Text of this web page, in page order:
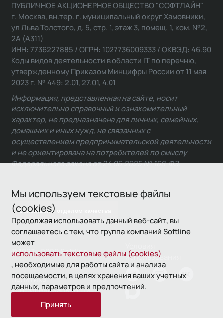
Мы используем текстовые файлы
(cookies)
Продолжая использовать данный веб-сайт, вы
соглашаетесь с тем, что группа компаний Softline
может
использовать текстовые файлы (cookies)
, необходимые для работы сайта и анализа
посещаемости, в целях хранения ваших учетных
данных, параметров и предпочтений.
Принять
Связаться с отделом качества
ПУБЛИЧНОЕ АКЦИОНЕРНОЕ ОБЩЕСТВО "СОФТЛАЙН"
г. Москва, вн.тер. г. муниципальный округ Хамовники,
ул Льва Толстого, д. 5, стр. 1, этаж 3, помещ. 1, ком. №2,
2А (А311)
ИНН: 7736227885 / ОГРН: 1027736009333 / ОКВЭД: 46.90
Коды видов деятельности в области IT по перечню,
утвержденному Приказом Минцифры России от 11 мая
2023 г. № 449: 2.01, 27.01, 4.01
Информация, представленная на сайте, носит
исключительно справочный и ознакомительный
характер, не предназначена для личных, семейных,
домашних и иных нужд, не связанных с
осуществлением предпринимательской деятельности
и не ориентирована на потребителей по смыслу
Федерального закона от 24.06.2025 № 168-ФЗ.
© 1993—2026 Softline
использования
Политика
конфиденциальности